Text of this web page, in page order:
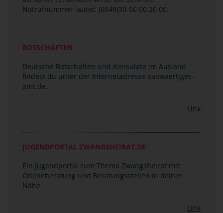
AUSWÄRTIGES AMT DEUTSCHLAND
Bei Anruf musst du das Wort "Notfall" sagen, damit
Notrufnummer lautet: (0049)30-50 00 20 00.
BOTSCHAFTEN
JUGENDPORTAL ZWANGSHEIRAT.DE